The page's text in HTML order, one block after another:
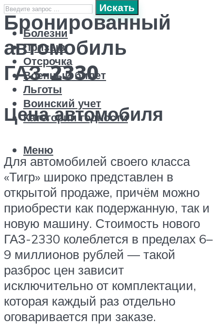
Искать
Болезни
Призыв
Отсрочка
Военный билет
Льготы
Воинский учет
Категории годности
Меню
Бронированный
автомобиль
ГАЗ-2330
Цена автомобиля
Для автомобилей своего класса
«Тигр» широко представлен в
открытой продаже, причём можно
приобрести как подержанную, так и
новую машину. Стоимость нового
ГАЗ-2330 колеблется в пределах 6–
9 миллионов рублей — такой
разброс цен зависит
исключительно от комплектации,
которая каждый раз отдельно
оговаривается при заказе.